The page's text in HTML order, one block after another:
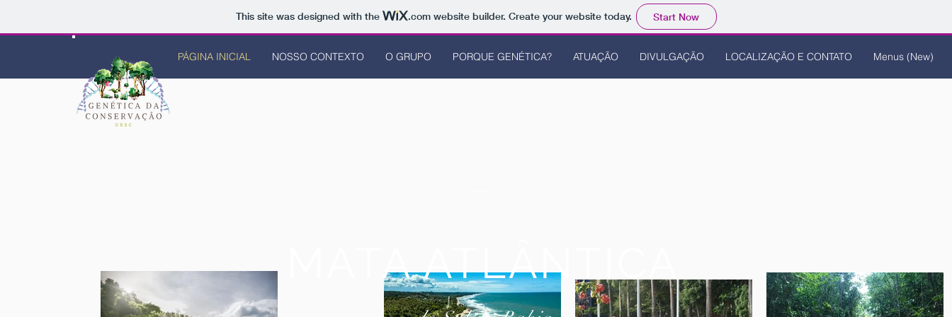
This site was designed with the .comwebsite builder. Create your website today. Start Now
PÁGINA INICIAL NOSSO CONTEXTO O GRUPO PORQUE GENÉTICA? ATUAÇÃO DIVULGAÇÃO LOCALIZAÇÃO E CONTATO Menus (New)
MATA ATLÂNTICA